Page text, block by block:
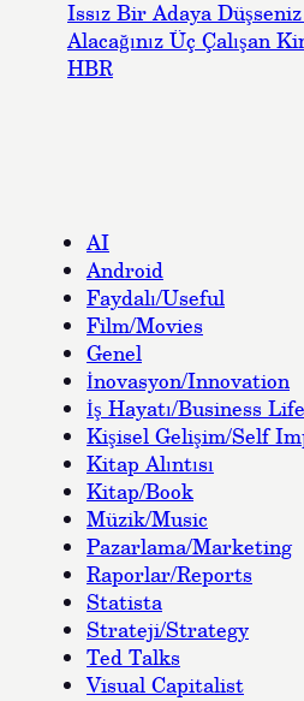
Issız Bir Adaya Düşseniz
Alacağınız Üç Çalışan
HBR
AI
Android
Faydalı/Useful
Film/Movies
Genel
İnovasyon/Innovation
İş Hayatı/Business Life
Kişisel Gelişim/Self
Kitap Alıntısı
Kitap/Book
Müzik/Music
Pazarlama/Marketing
Raporlar/Reports
Statista
Strateji/Strategy
Ted Talks
Visual Capitalist